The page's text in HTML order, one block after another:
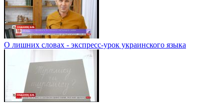
О лишних словах - экспресс-урок украинского языка